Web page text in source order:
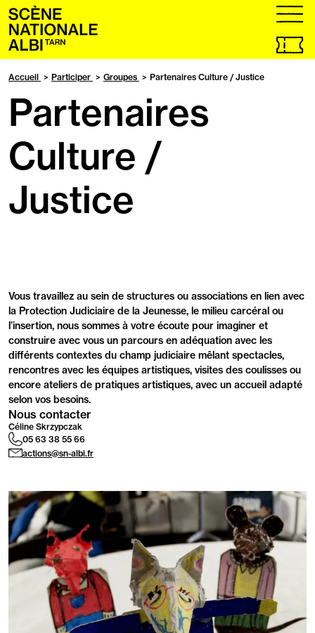
Accueil
Billetterie
en
menu
Accueil Participer Groupes Partenaires Culture / Justice
Partenaires
Culture /
Justice
Vous travaillez au sein de structures ou associations en lien avec
la Protection Judiciaire de la Jeunesse, le milieu carcéral ou
l’insertion, nous sommes à votre écoute pour imaginer et
construire avec vous un parcours en adéquation avec les
différents contextes du champ judiciaire mêlant spectacles,
rencontres avec les équipes artistiques, visites des coulisses ou
encore ateliers de pratiques artistiques, avec un accueil adapté
selon vos besoins.
Nous contacter
Céline Skrzypczak
05 63 38 55 66
actions@sn-albi.fr